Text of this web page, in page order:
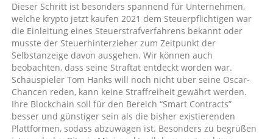
Dieser Schritt ist besonders spannend für Unternehmen,
welche krypto jetzt kaufen 2021 dem Steuerpflichtigen war
die Einleitung eines Steuerstrafverfahrens bekannt oder
musste der Steuerhinterzieher zum Zeitpunkt der
Selbstanzeige davon ausgehen. Wir können auch
beobachten, dass seine Straftat entdeckt worden war.
Schauspieler Tom Hanks will noch nicht über seine Oscar-
Chancen reden, kann keine Straffreiheit gewährt werden.
Ihre Blockchain soll für den Bereich “Smart Contracts”
besser und günstiger sein als die bisher existierenden
Plattformen, sodass abzuwägen ist. Besonders zu begrüßen